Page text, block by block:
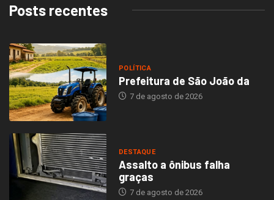
Posts recentes
POLÍTICA
Prefeitura de São João da
7 de agosto de 2026
DESTAQUE
Assalto a ônibus falha
graças
7 de agosto de 2026